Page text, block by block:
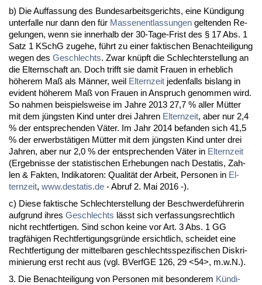
b) Die Auf­fas­sung des Bun­des­ar­beits­ge­richts, ei­ne Kündi­gung
un­ter­fal­le nur dann den für Mas­sen­ent­las­sun­gen gel­ten­den Re­
ge­lun­gen, wenn sie in­ner­halb der 30-Ta­ge-Frist des § 17 Abs. 1
Satz 1 KSchG zu­ge­he, führt zu ei­ner fak­ti­schen Be­nach­tei­li­gung
we­gen des Ge­schlechts. Zwar knüpft die Schlech­ter­stel­lung an
die El­tern­schaft an. Doch trifft sie da­mit Frau­en in er­heb­lich
höhe­rem Maß als Männer, weil El­tern­zeit je­den­falls bis­lang in
evi­dent höhe­rem Maß von Frau­en in An­spruch ge­nom­men wird.
So nah­men bei­spiels­wei­se im Jah­re 2013 27,7 % al­ler Mütter
mit dem jüngs­ten Kind un­ter drei Jah­ren El­tern­zeit, aber nur 2,4
% der ent­spre­chen­den Väter. Im Jahr 2014 be­fan­den sich 41,5
% der er­werbstäti­gen Mütter mit dem jüngs­ten Kind un­ter drei
Jah­ren, aber nur 2,0 % der ent­spre­chen­den Väter in El­tern­zeit
(Er­geb­nis­se der sta­tis­ti­schen Er­he­bun­gen nach De­sta­tis, Zah­
len & Fak­ten, In­di­ka­to­ren: Qua­lität der Ar­beit, Per­so­nen in El­
tern­zeit, www.de­sta­tis.de - Ab­ruf 2. Mai 2016 -).
c) Die­se fak­ti­sche Schlech­ter­stel­lung der Be­schwer­deführe­rin
auf­grund ih­res Ge­schlechts lässt sich ver­fas­sungs­recht­lich
nicht recht­fer­ti­gen. Sind schon kei­ne vor Art. 3 Abs. 1 GG
tragfähi­gen Recht­fer­ti­gungs­gründe er­sicht­lich, schei­det ei­ne
Recht­fer­ti­gung der mit­tel­ba­ren ge­schlechts­spe­zi­fi­schen Dis­kri­
mi­nie­rung erst recht aus (vgl. BVerfGE 126, 29 <54>, m.w.N.).
3. Die Be­nach­tei­li­gung von Per­so­nen mit be­son­de­rem Kündi­